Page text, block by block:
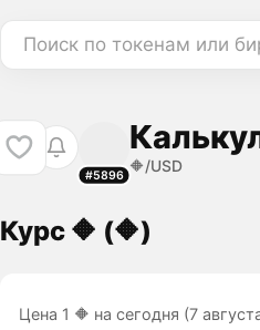
Поиск по токенам или
#5896
🔶/USD
Курс 🔶 (🔶)
Цена 1 🔶 на сегодня (7